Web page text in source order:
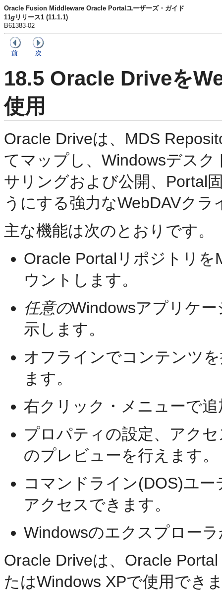
Oracle Fusion Middleware Oracle Portalユーザーズ・ガイド
11g リリース1 (11.1.1)
B61383-02
前 次
18.5 Oracle Driveを
使用
Oracle Driveは、MDS
てマップし、Windowsデス
サリングおよび公開、Portal
うにする強力なWebDAVクラ
主な機能は次のとおりです。
Oracle Portalリポジトリ
ウントします。
任意のWindowsアプリケ
示します。
オフラインでコンテンツ
ます。
右クリック・メニューで
プロパティの設定、アク
のプレビューを行えます。
コマンドライン(DOS)ユ
アクセスできます。
Windowsのエクスプロー
Oracle Driveは、Oracle
たはWindows XPで使用でき